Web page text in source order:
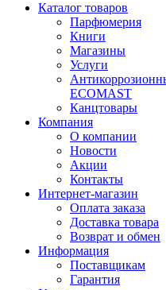
Каталог товаров
Парфюмерия
Книги
Магазины
Услуги
ECOMAST
Канцтовары
Компания
О компании
Новости
Акции
Контакты
Интернет-магазин
Оплата заказа
Доставка товара
Возврат и обмен
Информация
Поставщикам
Гарантия